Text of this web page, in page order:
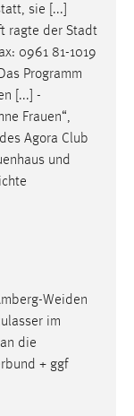
sie [...]
ragte der Stadt
0961 81-1019
Das Programm
[...] -
Frauen“,
Agora Club
und
Weiden
im
die
+ ggf